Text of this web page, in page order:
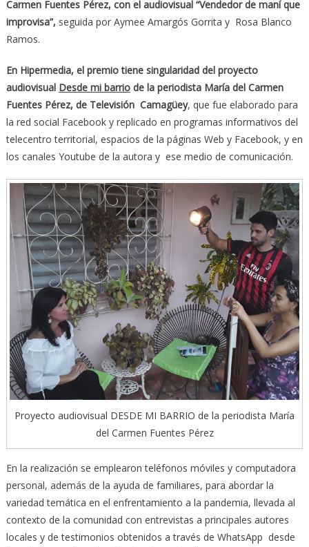
Carmen Fuentes Pérez, con el audiovisual “Vendedor de maní que
improvisa”, seguida por Aymee Amargós Gorrita y Rosa Blanco
Ramos.
En Hipermedia, el premio tiene singularidad del proyecto
audiovisual Desde mi barriode la periodista María del Carmen
Fuentes Pérez, de Televisión Camagüey, que fue elaborado para
la red social Facebook y replicado en programas informativos del
telecentro territorial, espacios de la páginas Web y Facebook, y en
los canales Youtube de la autora y ese medio de comunicación.
Proyecto audiovisual DESDE MI BARRIO de la periodista María
del Carmen Fuentes Pérez
En la realización se emplearon teléfonos móviles y computadora
personal, además de la ayuda de familiares, para abordar la
variedad temática en el enfrentamiento a la pandemia, llevada al
contexto de la comunidad con entrevistas a principales autores
locales y de testimonios obtenidos a través de WhatsApp desde